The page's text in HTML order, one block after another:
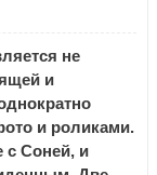
не
и
и роликами.
с Соней, и